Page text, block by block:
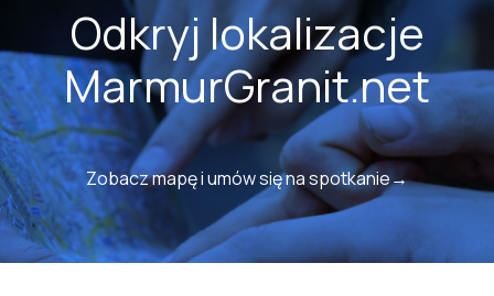
Odkryj lokalizacje
MarmurGranit.net
Zobacz mapę i umów się na spotkanie→